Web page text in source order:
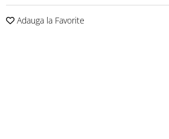
Adauga la Favorite